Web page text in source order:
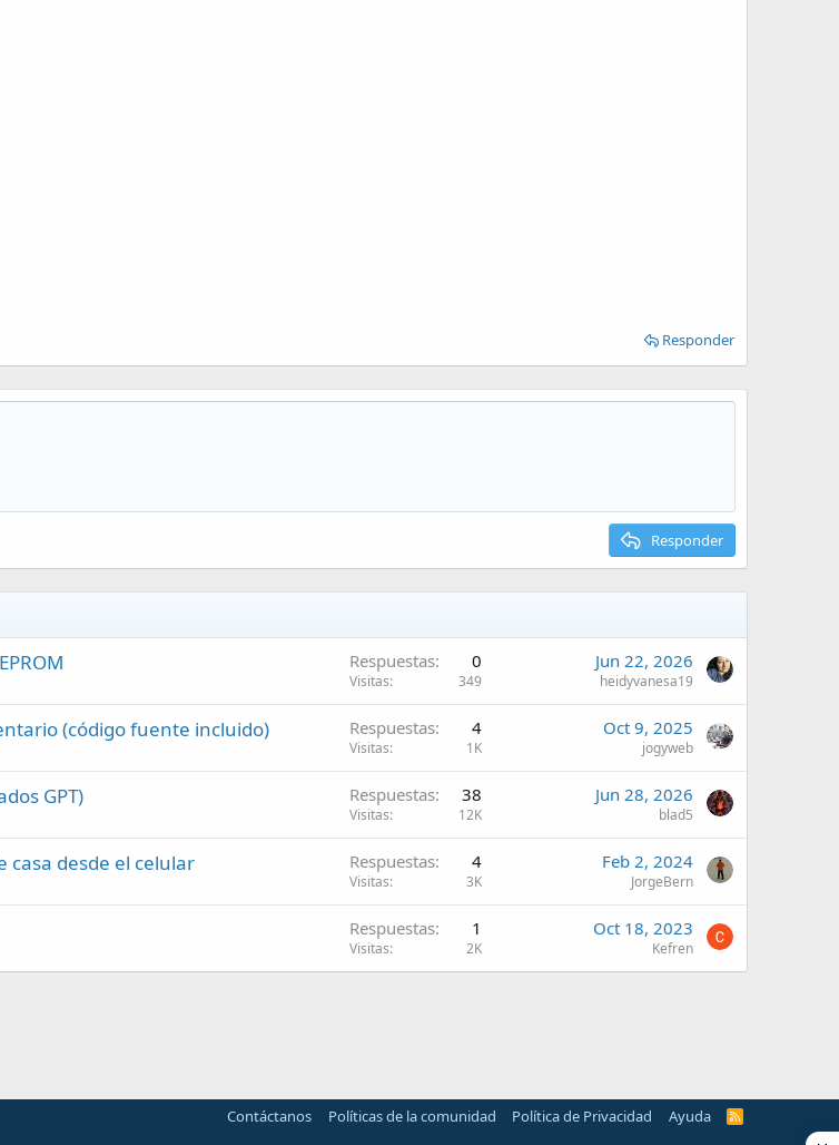
Responder
Responder
Respuestas 0
Visitas 349
Jun 22, 2026
heidyvanesa19
(código fuente incluido) Respuestas 4
Visitas 1K
Oct 9, 2025
jogyweb
GPT) Respuestas 38
Visitas 12K
Jun 28, 2026
blad5
casa desde el celular Respuestas 4
Visitas 3K
Feb 2, 2024
JorgeBern
Respuestas 1
Visitas 2K
Oct 18, 2023
Kefren
Contáctanos Políticas de la comunidad Política de Privacidad Ayuda
R